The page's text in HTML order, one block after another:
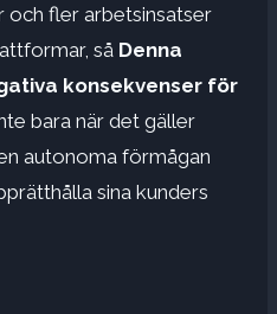
och fler arbetsinsatser
så Denna
konsekvenser för
bara när det gäller
autonoma förmågan
sina kunders